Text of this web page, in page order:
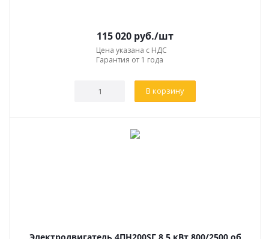
115 020 руб./шт
Цена указана с НДС
Гарантия от 1 года
В корзину